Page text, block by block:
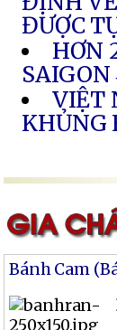
ĐƯỢC
HƠN
SAIGON
VIỆT
KHỦNG
Bánh Cam